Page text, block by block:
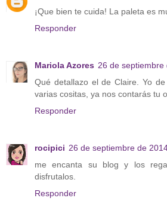
¡Que bien te cuida! La paleta es
Responder
Mariola Azores 26 de
Qué detallazo el de Claire. Yo
varias cositas, ya nos contarás tu
Responder
rocipici 26 de septiembre de
me encanta su blog y los
disfrutalos.
Responder